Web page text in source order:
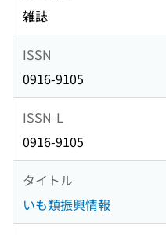
雑誌
ISSN
0916-9105
ISSN-L
0916-9105
タイトル
いも類振興情報